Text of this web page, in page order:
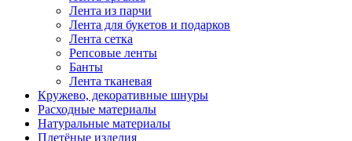
Лента из парчи
Лента для букетов и подарков
Лента сетка
Репсовые ленты
Банты
Лента тканевая
Кружево, декоративные шнуры
Расходные материалы
Натуральные материалы
Плетёные изделия